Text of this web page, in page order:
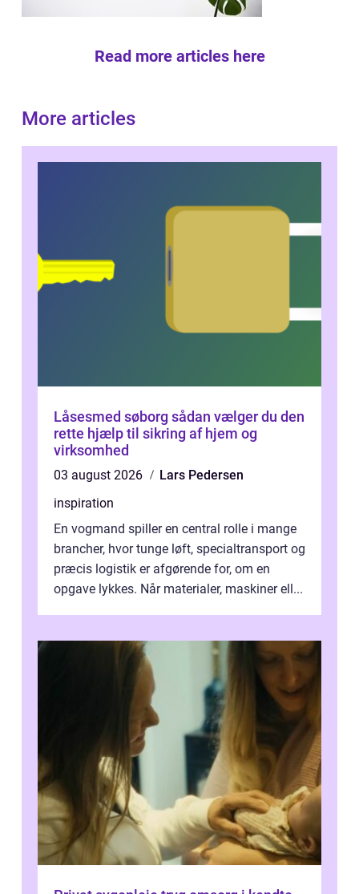
Read more articles here
More articles
Låsesmed søborg sådan vælger du den
rette hjælp til sikring af hjem og
virksomhed
03 august 2026
Lars Pedersen
inspiration
En vogmand spiller en central rolle i mange
brancher, hvor tunge løft, specialtransport og
præcis logistik er afgørende for, om en
opgave lykkes. Når materialer, maskiner ell...